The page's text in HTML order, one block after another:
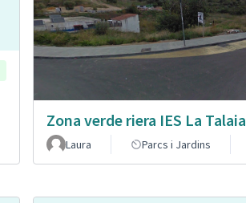
Zona verde riera IES La Talaia
Laura
Parcs i Jardins